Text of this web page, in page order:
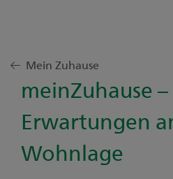
Mein Zuhause
meinZuhause –
Erwartungen
Wohnlage